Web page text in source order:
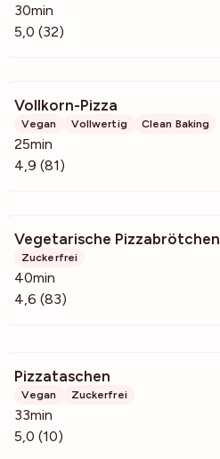
30min
5,0 (32)
Vollkorn-Pizza
Vegan Vollwertig Clean Baking
25min
4,9 (81)
Vegetarische Pizzabrötchen
Zuckerfrei
40min
4,6 (83)
Pizzataschen
Vegan Zuckerfrei
33min
5,0 (10)